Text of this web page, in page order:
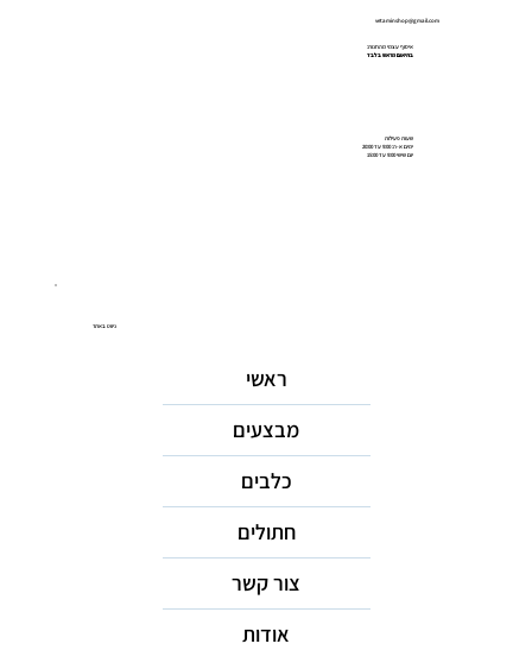
vetaminshop@gmail.com
איסוף עצמי מהחנות:
בתיאום מראש בלבד
שעות פעילות
ימים א-ה: 9:00 עד 20:00
יום שישי 9:00 עד 15:00
ניווט באתר
ראשי
מבצעים
כלבים
חתולים
צור קשר
אודות